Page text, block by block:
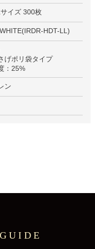
イズ 300枚
HDT-LL)
げポリ袋タイプ
：25%
ン